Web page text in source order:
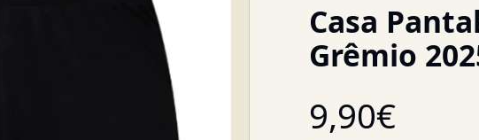
Casa
Grêmio
9,90€